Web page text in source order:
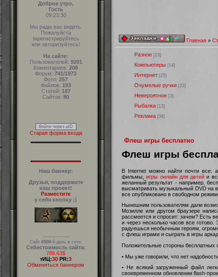
Доброе утро,
Гость
09:23:30
Мы рады вас видеть.
Пожалуйста
зарегистрируйтесь
или авторизуйтесь!
На сайте:
Пользователей: 9201
Коментариев: 208
Форум: 741/1973
Фото: 257
Файлов: 193
Статей: 187
Сайтов: 80
Войти через uID
Старая форма входа
Наш баннер:
Друзья, поддержите
наш проект!
Разместите
у себя кнопку ;)
--------------
Сайт 6500-й день в сети.
Себестоимость сайта:
786.63$
тИЦ:30 PR:3
Обменяться баннером
Главная »
Разное [13]
Компьютеры [14]
Интернет [25]
Очумелые ручки [23]
Невероятное [3]
Рыбалка [13]
Реклама [34]
Флеш игры бесплатно
Флеш игры
В Internet можно найти почти все:
фильмы,игры онлайн для детей и
желанный результат - например,
высматривать музыкальный DVD на
все опубликовано в свободном
Нынешним пользователям дали
Мозилле или другом браузере
рассмеется и спросит: зачем? Есть
и через несколько часов все
радуешься необычным героям,
с флеш играми и сыграть в игры
Положительные стороны бесплатных
• Мы уже говорили, что нет
• Не всякий загруженный файл
своевременном обновлении flash-